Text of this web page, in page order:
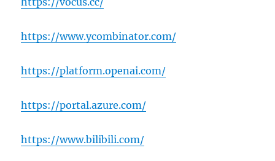
https://www.ycombinator.com/
https://platform.openai.com/
https://portal.azure.com/
https://www.bilibili.com/